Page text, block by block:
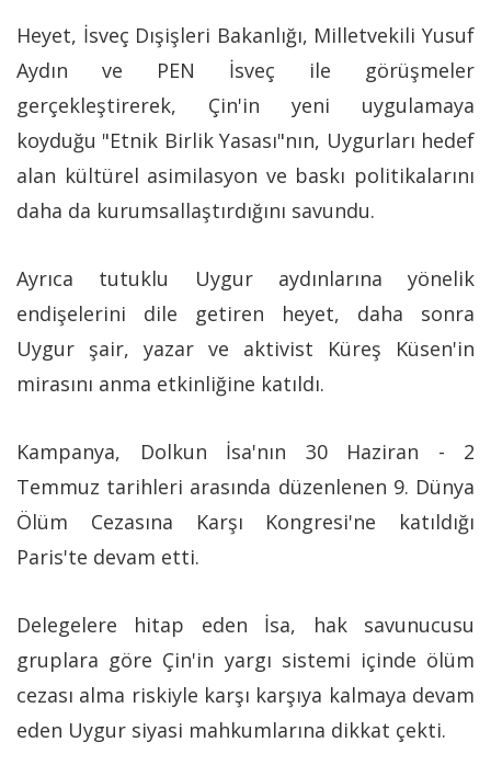
Heyet, İsveç Dışişleri Bakanlığı, Milletvekili Yusuf
Aydın ve PEN İsveç ile görüşmeler
gerçekleştirerek, Çin'in yeni uygulamaya
koyduğu "Etnik Birlik Yasası"nın, Uygurları hedef
alan kültürel asimilasyon ve baskı politikalarını
daha da kurumsallaştırdığını savundu.
Ayrıca tutuklu Uygur aydınlarına yönelik
endişelerini dile getiren heyet, daha sonra
Uygur şair, yazar ve aktivist Küreş Küsen'in
mirasını anma etkinliğine katıldı.
Kampanya, Dolkun İsa'nın 30 Haziran - 2
Temmuz tarihleri arasında düzenlenen 9. Dünya
Ölüm Cezasına Karşı Kongresi'ne katıldığı
Paris'te devam etti.
Delegelere hitap eden İsa, hak savunucusu
gruplara göre Çin'in yargı sistemi içinde ölüm
cezası alma riskiyle karşı karşıya kalmaya devam
eden Uygur siyasi mahkumlarına dikkat çekti.